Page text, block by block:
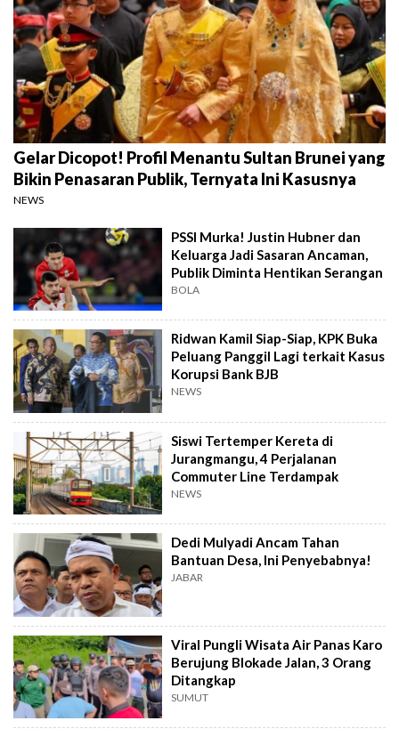
Gelar Dicopot! Profil Menantu Sultan Brunei yang
Bikin Penasaran Publik, Ternyata Ini Kasusnya
NEWS
PSSI Murka! Justin Hubner dan
Keluarga Jadi Sasaran Ancaman,
Publik Diminta Hentikan Serangan
BOLA
Ridwan Kamil Siap-Siap, KPK Buka
Peluang Panggil Lagi terkait Kasus
Korupsi Bank BJB
NEWS
Siswi Tertemper Kereta di
Jurangmangu, 4 Perjalanan
Commuter Line Terdampak
NEWS
Dedi Mulyadi Ancam Tahan
Bantuan Desa, Ini Penyebabnya!
JABAR
Viral Pungli Wisata Air Panas Karo
Berujung Blokade Jalan, 3 Orang
Ditangkap
SUMUT